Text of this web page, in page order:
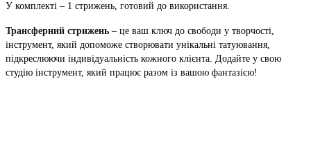
У комплекті – 1 стрижень, готовий до використання.
Трансферний стрижень – це ваш ключ до свободи у творчості,
інструмент, який допоможе створювати унікальні татуювання,
підкреслюючи індивідуальність кожного клієнта. Додайте у свою
студію інструмент, який працює разом із вашою фантазією!